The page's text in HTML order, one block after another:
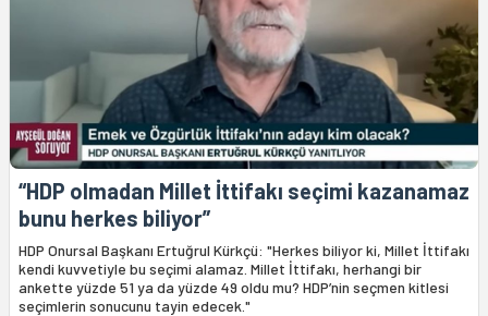
“HDP olmadan Millet İttifakı seçimi kazanamaz
bunu herkes biliyor”
HDP Onursal Başkanı Ertuğrul Kürkçü: "Herkes biliyor ki, Millet İttifakı
kendi kuvvetiyle bu seçimi alamaz. Millet İttifakı, herhangi bir
ankette yüzde 51 ya da yüzde 49 oldu mu? HDP’nin seçmen kitlesi
seçimlerin sonucunu tayin edecek."